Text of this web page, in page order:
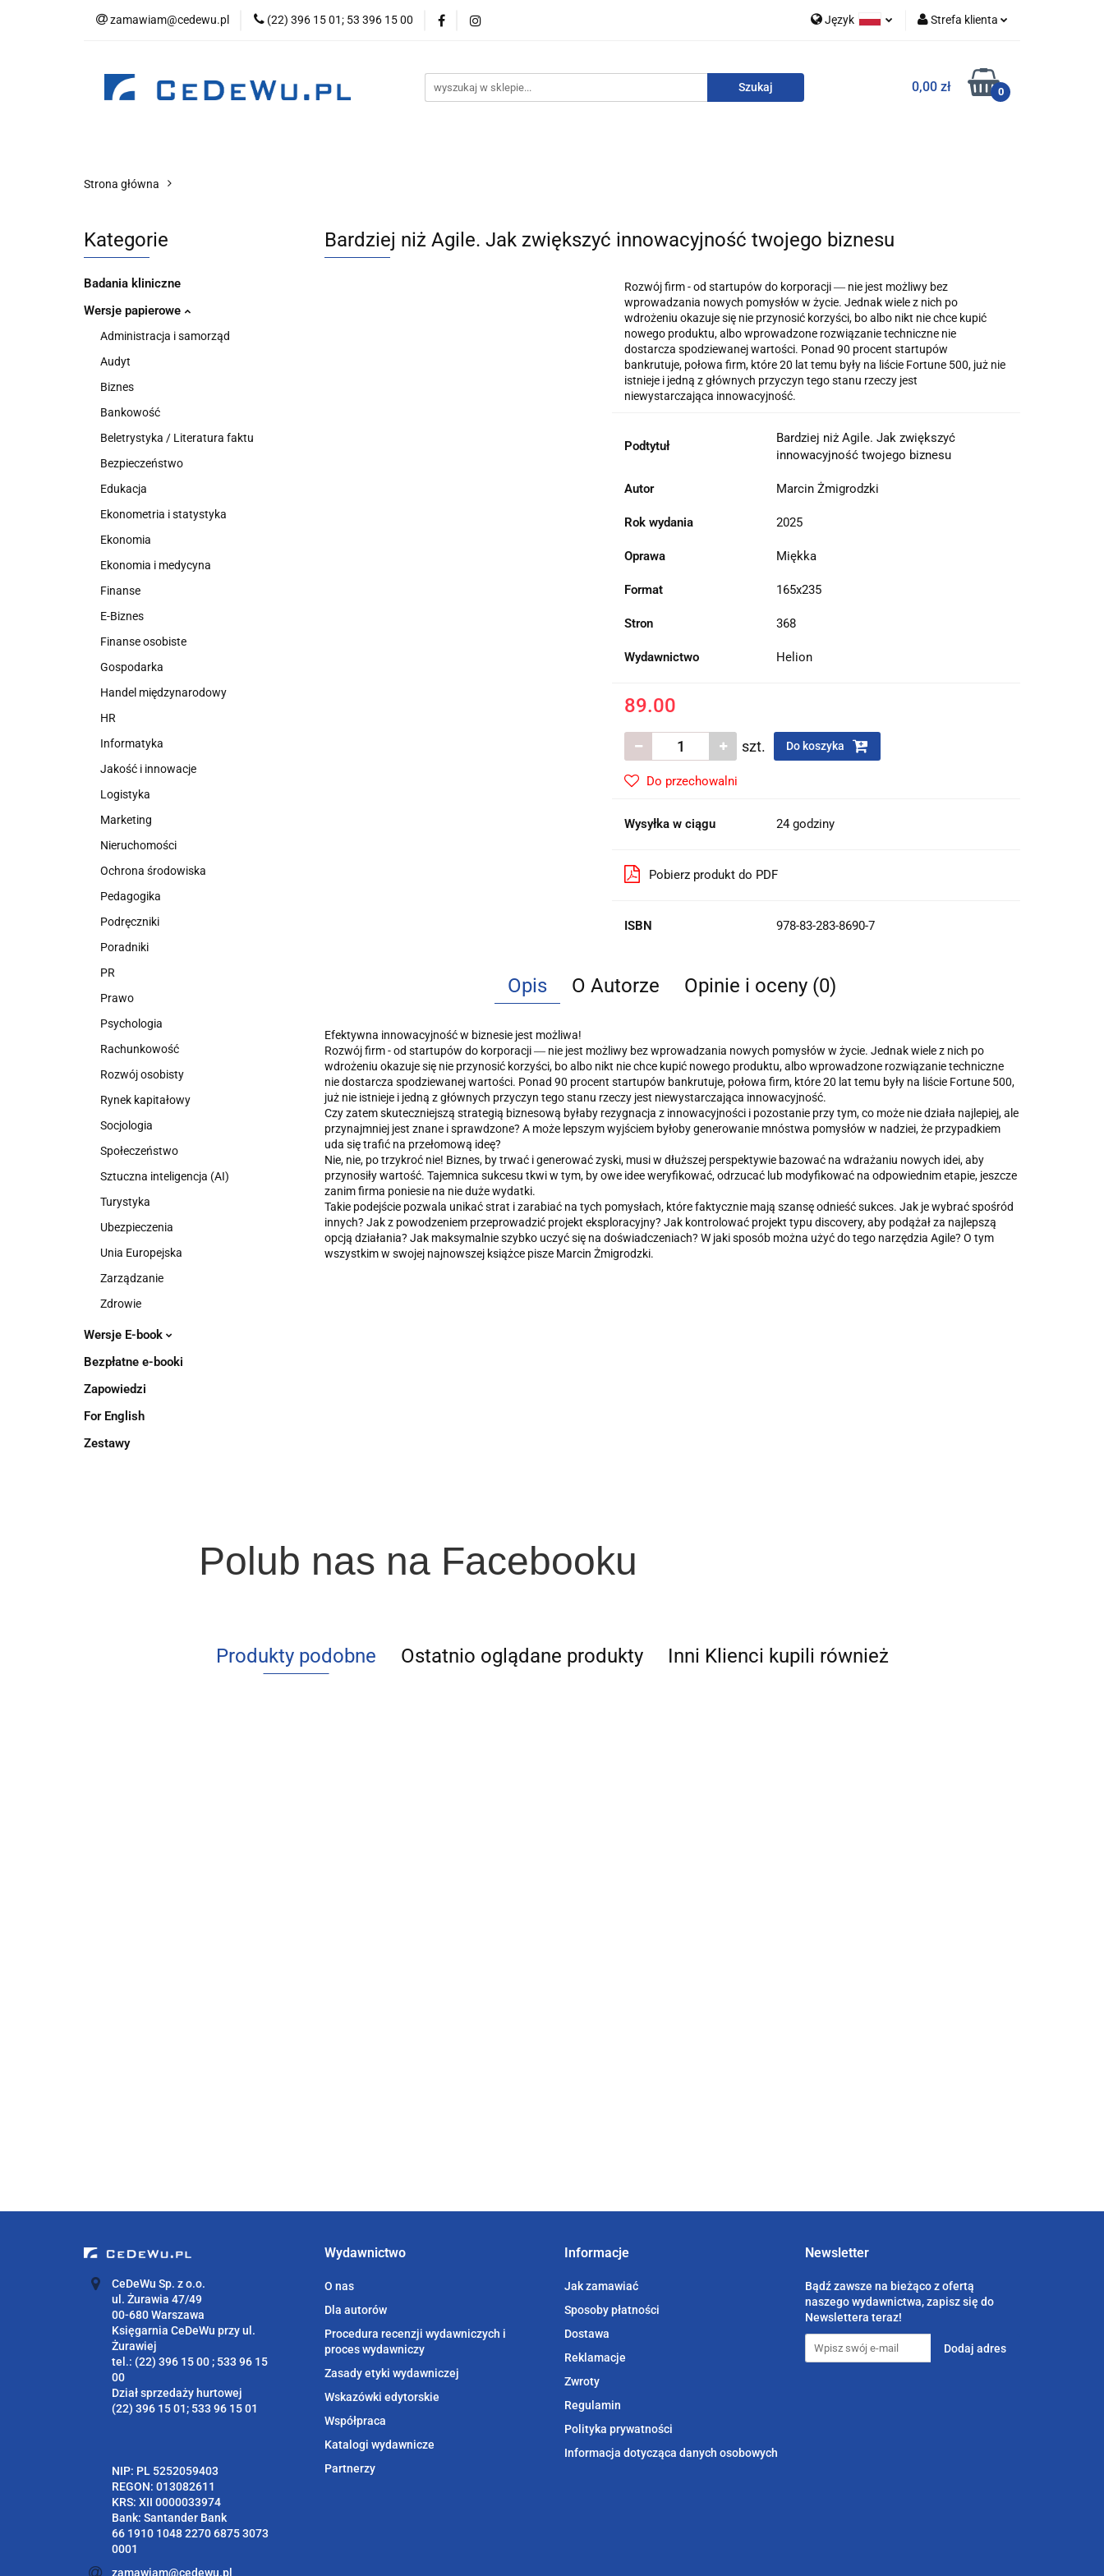
zamawiam@cedewu.pl (22) 396 15 01; 53 396 15 00 Język Strefa klienta
Zarejestruj się
0,00 zł 0
Kategorie Nowości Zapowiedzi
Wydawnictwo For English Wydawnictwa
Strona główna
Kategorie
Badania kliniczne
Wersje papierowe
Administracja i samorząd
Audyt
Biznes
Bankowość
Beletrystyka / Literatura faktu
Bezpieczeństwo
Edukacja
Ekonometria i statystyka
Ekonomia
Ekonomia i medycyna
Finanse
E-Biznes
Finanse osobiste
Gospodarka
Handel międzynarodowy
HR
Informatyka
Jakość i innowacje
Logistyka
Marketing
Nieruchomości
Ochrona środowiska
Pedagogika
Podręczniki
Poradniki
PR
Prawo
Psychologia
Rachunkowość
Rozwój osobisty
Rynek kapitałowy
Socjologia
Społeczeństwo
Sztuczna inteligencja (AI)
Turystyka
Ubezpieczenia
Unia Europejska
Zarządzanie
Zdrowie
Wersje E-book
Bezpłatne e-booki
Zapowiedzi
For English
Zestawy
Bardziej niż Agile. Jak zwiększyć innowacyjność twojego biznesu
Rozwój firm - od startupów do korporacji ― nie jest możliwy bez
wprowadzania nowych pomysłów w życie. Jednak wiele z nich po
wdrożeniu okazuje się nie przynosić korzyści, bo albo nikt nie chce kupić
nowego produktu, albo wprowadzone rozwiązanie techniczne nie
dostarcza spodziewanej wartości. Ponad 90 procent startupów
bankrutuje, połowa firm, które 20 lat temu były na liście Fortune 500, już nie
istnieje i jedną z głównych przyczyn tego stanu rzeczy jest
niewystarczająca innowacyjność.
Podtytuł
Bardziej niż Agile. Jak zwiększyć
innowacyjność twojego biznesu
Autor Marcin Żmigrodzki
Rok wydania 2025
Oprawa Miękka
Format 165x235
Stron 368
Wydawnictwo Helion
89.00
szt. Do koszyka
Do przechowalni
Wysyłka w ciągu 24 godziny
Pobierz produkt do PDF
ISBN 978-83-283-8690-7
Opis O Autorze Opinie i oceny (0)
Efektywna innowacyjność w biznesie jest możliwa!
Rozwój firm - od startupów do korporacji ― nie jest możliwy bez wprowadzania nowych pomysłów w życie. Jednak wiele z nich po
wdrożeniu okazuje się nie przynosić korzyści, bo albo nikt nie chce kupić nowego produktu, albo wprowadzone rozwiązanie techniczne
nie dostarcza spodziewanej wartości. Ponad 90 procent startupów bankrutuje, połowa firm, które 20 lat temu były na liście Fortune 500,
już nie istnieje i jedną z głównych przyczyn tego stanu rzeczy jest niewystarczająca innowacyjność.
Czy zatem skuteczniejszą strategią biznesową byłaby rezygnacja z innowacyjności i pozostanie przy tym, co może nie działa najlepiej, ale
przynajmniej jest znane i sprawdzone? A może lepszym wyjściem byłoby generowanie mnóstwa pomysłów w nadziei, że przypadkiem
uda się trafić na przełomową ideę?
Nie, nie, po trzykroć nie! Biznes, by trwać i generować zyski, musi w dłuższej perspektywie bazować na wdrażaniu nowych idei, aby
przynosiły wartość. Tajemnica sukcesu tkwi w tym, by owe idee weryfikować, odrzucać lub modyfikować na odpowiednim etapie, jeszcze
zanim firma poniesie na nie duże wydatki.
Takie podejście pozwala unikać strat i zarabiać na tych pomysłach, które faktycznie mają szansę odnieść sukces. Jak je wybrać spośród
innych? Jak z powodzeniem przeprowadzić projekt eksploracyjny? Jak kontrolować projekt typu discovery, aby podążał za najlepszą
opcją działania? Jak maksymalnie szybko uczyć się na doświadczeniach? W jaki sposób można użyć do tego narzędzia Agile? O tym
wszystkim w swojej najnowszej książce pisze Marcin Żmigrodzki.
Polub nas na Facebooku
Produkty podobne Ostatnio oglądane produkty Inni Klienci kupili również
CeDeWu Sp. z o.o.
ul. Żurawia 47/49
00-680 Warszawa
Księgarnia CeDeWu przy ul.
Żurawiej
tel.: (22) 396 15 00 ; 533 96 15
00
Dział sprzedaży hurtowej
(22) 396 15 01; 533 96 15 01
NIP: PL 5252059403
REGON: 013082611
KRS: XII 0000033974
Bank: Santander Bank
66 1910 1048 2270 6875 3073
0001
zamawiam@cedewu.pl
Wydawnictwo
O nas
Dla autorów
Procedura recenzji wydawniczych i
proces wydawniczy
Zasady etyki wydawniczej
Wskazówki edytorskie
Współpraca
Katalogi wydawnicze
Partnerzy
Informacje
Jak zamawiać
Sposoby płatności
Dostawa
Reklamacje
Zwroty
Regulamin
Polityka prywatności
Informacja dotycząca danych osobowych
Newsletter
Bądź zawsze na bieżąco z ofertą
naszego wydawnictwa, zapisz się do
Newslettera teraz!